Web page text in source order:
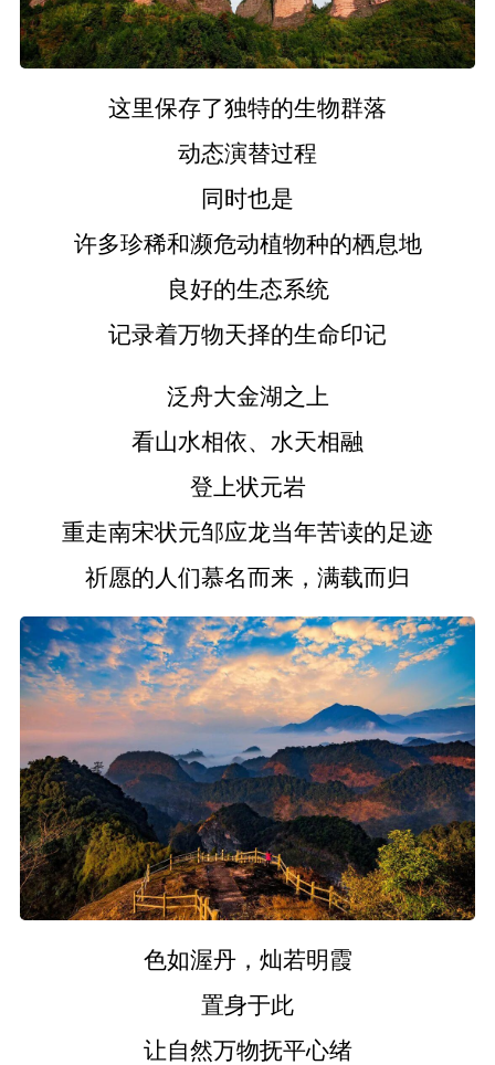
这里保存了独特的生物群落
动态演替过程
同时也是
许多珍稀和濒危动植物种的栖息地
良好的生态系统
记录着万物天择的生命印记
泛舟大金湖之上
看山水相依、水天相融
登上状元岩
重走南宋状元邹应龙当年苦读的足迹
祈愿的人们慕名而来，满载而归
色如渥丹，灿若明霞
置身于此
让自然万物抚平心绪